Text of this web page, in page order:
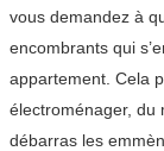
vous demandez à
encombrants qui
appartement. Cela
électroménager, du
débarras les